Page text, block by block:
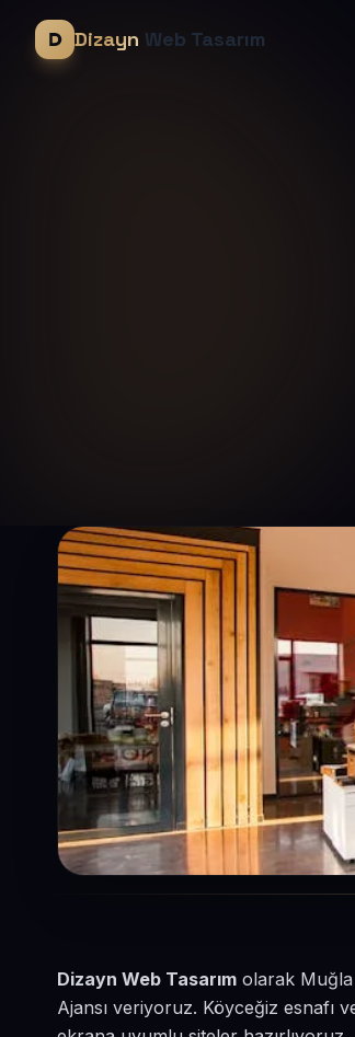
Dizayn Web Tasarım
Dizayn Web Tasarım olarak Muğla
Ajansı veriyoruz. Köyceğiz esnafı